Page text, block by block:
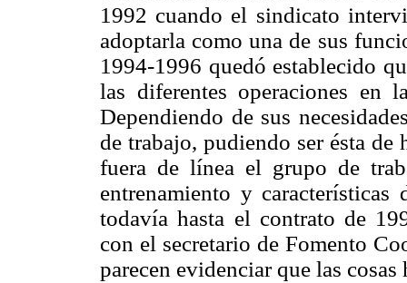
1992 cuando el sindicato
adoptarla como una de sus
1994-1996 quedó establecido
las diferentes operaciones en
Dependiendo de sus
de trabajo, pudiendo ser ésta de
fuera de línea el grupo de
entrenamiento y
todavía hasta el contrato de
con el secretario de Fomento
parecen evidenciar que las